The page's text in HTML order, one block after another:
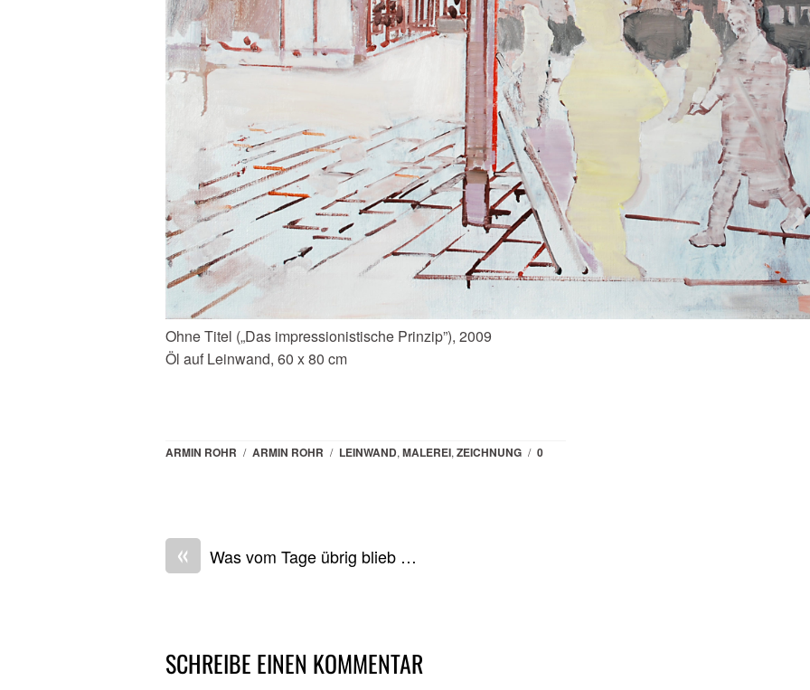
Ohne Titel („Das impressionistische Prinzip”), 2009
Öl auf Leinwand, 60 x 80 cm
ARMIN ROHR / ARMIN ROHR / LEINWAND, MALEREI, ZEICHNUNG / 0
« Was vom Tage übrig blieb …
SCHREIBE EINEN KOMMENTAR